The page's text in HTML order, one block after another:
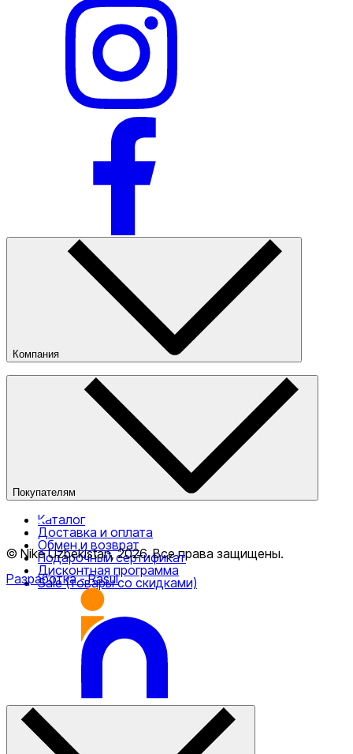
Компания
О компании
Наши магазины
Публичная оферта
Покупателям
Каталог
Доставка и оплата
Обмен и возврат
Подарочный сертификат
Дисконтная программа
Sale (товары со скидками)
© Nike Uzbekistan,2026.Все права защищены.
Разработка- Rasul